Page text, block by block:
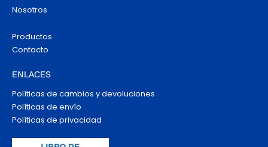
Nosotros
Productos
Contacto
ENLACES
Políticas de cambios y devoluciones
Políticas de envío
Políticas de privacidad